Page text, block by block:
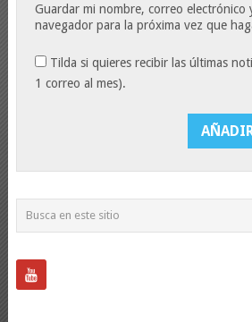
Guardar mi nombre, correo electrónico
navegador para la próxima vez que
Tilda si quieres recibir las últimas
1 correo al mes).